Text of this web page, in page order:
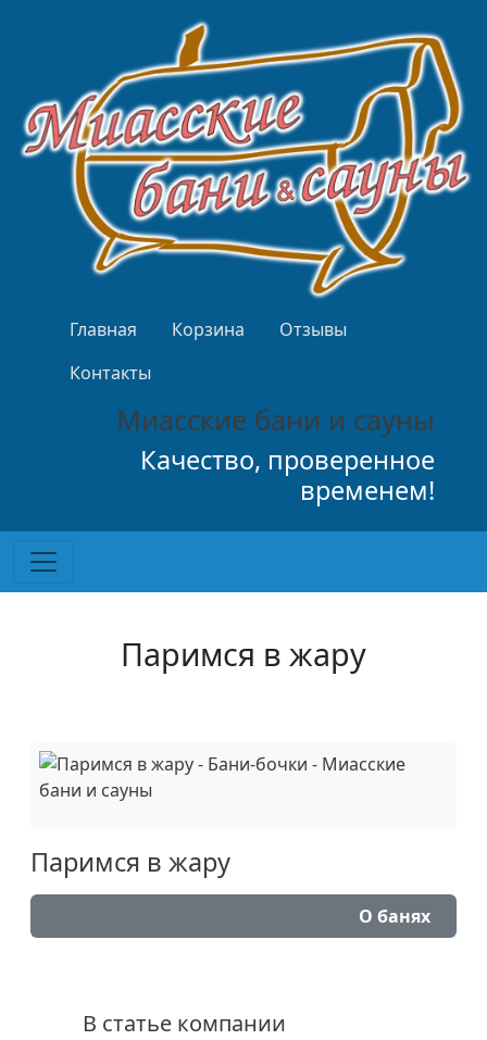
Верхнее меню
Главная Корзина
Отзывы
Контакты
Миасские бани и сауны
Качество, проверенное
временем!
Паримся в жару
Паримся в жару
О банях
В статье компании